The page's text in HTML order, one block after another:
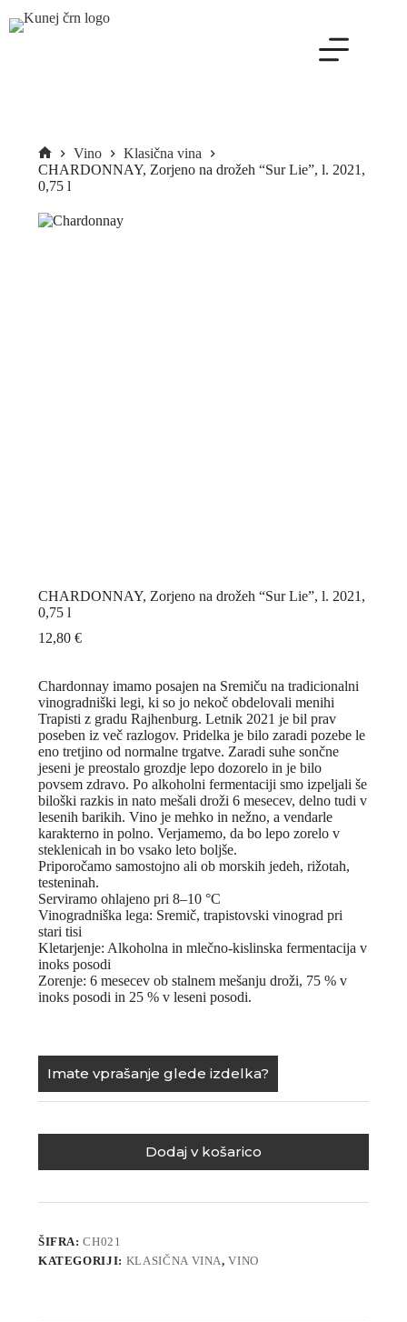
to
Domov
Vino
Klasična vina
CHARDONNAY, Zorjeno na drožeh “Sur Lie”, l. 2021,
0,75 l
CHARDONNAY, Zorjeno na drožeh “Sur Lie”, l. 2021,
0,75 l
12,80 €
Chardonnay imamo posajen na Sremiču na tradicionalni
vinogradniški legi, ki so jo nekoč obdelovali menihi
Trapisti z gradu Rajhenburg. Letnik 2021 je bil prav
poseben iz več razlogov. Pridelka je bilo zaradi pozebe le
eno tretjino od normalne trgatve. Zaradi suhe sončne
jeseni je preostalo grozdje lepo dozorelo in je bilo
povsem zdravo. Po alkoholni fermentaciji smo izpeljali še
biloški razkis in nato mešali droži 6 mesecev, delno tudi v
lesenih barikih. Vino je mehko in nežno, a vendarle
karakterno in polno. Verjamemo, da bo lepo zorelo v
steklenicah in bo vsako leto boljše.
Priporočamo samostojno ali ob morskih jedeh, rižotah,
testeninah.
Serviramo ohlajeno pri 8–10 °C
Vinogradniška lega: Sremič, trapistovski vinograd pri
stari tisi
Kletarjenje: Alkoholna in mlečno-kislinska fermentacija v
inoks posodi
Zorenje: 6 mesecev ob stalnem mešanju droži, 75 % v
inoks posodi in 25 % v leseni posodi.
Imate vprašanje glede izdelka?
Dodaj v košarico
ŠIFRA:CH021
KATEGORIJI: KLASIČNA VINA,VINO